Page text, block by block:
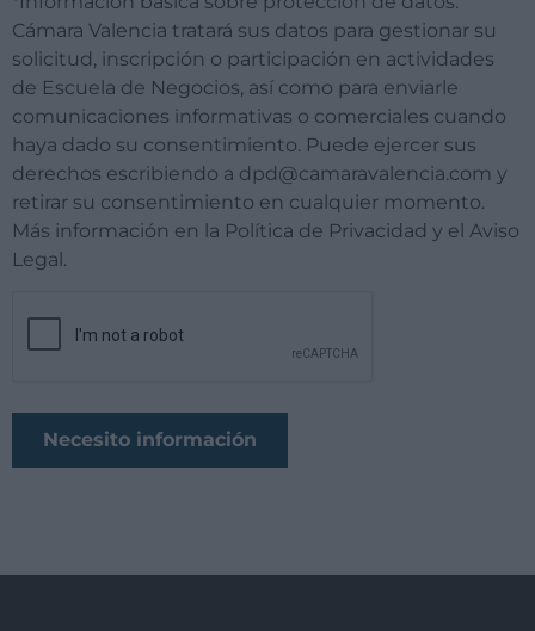
Cámara Valencia tratará sus datos para gestionar su
solicitud, inscripción o participación en actividades
de Escuela de Negocios, así como para enviarle
comunicaciones informativas o comerciales cuando
haya dado su consentimiento. Puede ejercer sus
derechos escribiendo a dpd@camaravalencia.com y
retirar su consentimiento en cualquier momento.
Más información en la Política de Privacidad y el Aviso
Legal.